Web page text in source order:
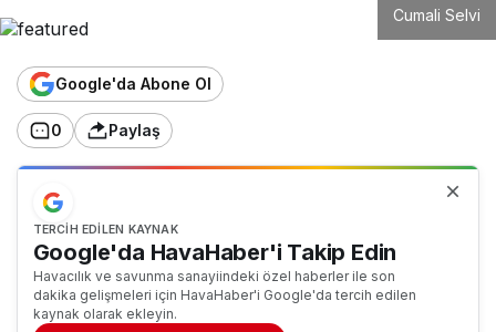
Cumali Selvi
Google'da Abone Ol
0 Paylaş
TERCIH EDILEN KAYNAK
Google'da HavaHaber'i Takip Edin
Havacılık ve savunma sanayiindeki özel haberler ile son
dakika gelişmeleri için HavaHaber'i Google'da tercih edilen
kaynak olarak ekleyin.